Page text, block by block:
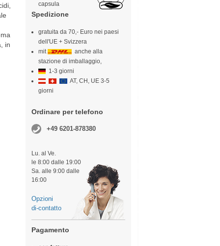
in
capsula
Spedizione
gratuita da 70,- Euro nei paesi
dell'UE + Svizzera
mit
anche alla
stazione di imballaggio,
1-3 giorni
AT, CH, UE 3-5
giorni
Ordinare per telefono
+49 6201-878380
Lu. al Ve.
le 8:00 dalle 19:00
Sa. alle 9:00 dalle
16:00
Opzioni
di-contatto
Pagamento